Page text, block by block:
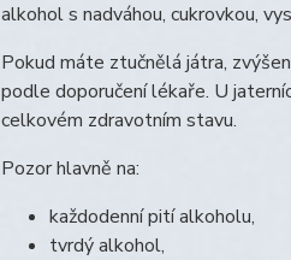
alkohol s nadváhou, cukrovkou,
Pokud máte ztučnělá játra,
podle doporučení lékaře. U
celkovém zdravotním stavu.
Pozor hlavně na:
každodenní pití alkoholu,
tvrdý alkohol,